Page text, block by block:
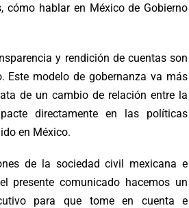
cómo hablar en México de Gobierno
y rendición de cuentas son
Este modelo de gobernanza va más
de un cambio de relación entre la
directamente en las políticas
en México.
de la sociedad civil mexicana e
presente comunicado hacemos un
para que tome en cuenta e